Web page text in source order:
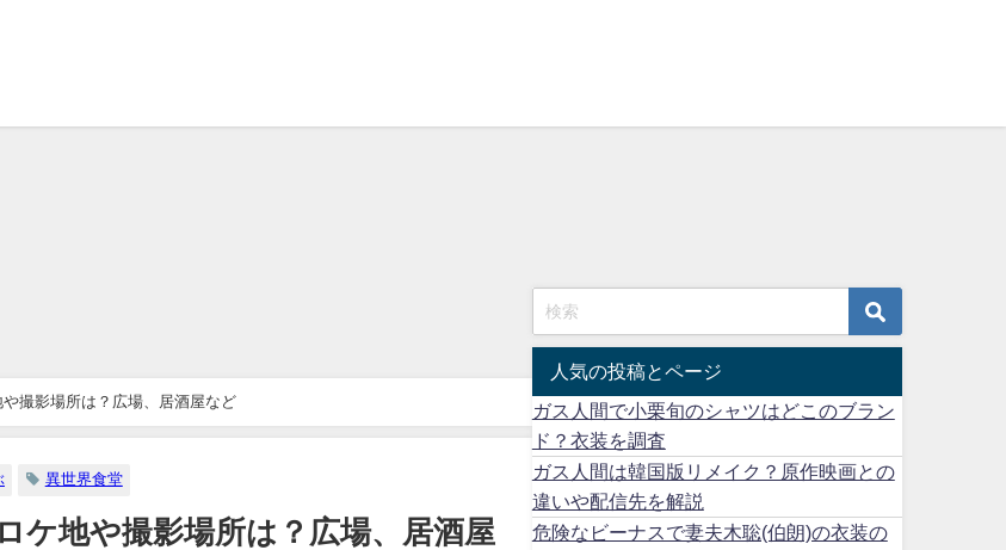
撮影場所は？広場、居酒屋など
異世界食堂
ケ地や撮影場所は？広場、居酒屋
人気の投稿とページ
ガス人間で小栗旬のシャツはどこのブラン
ド？衣装を調査
ガス人間は韓国版リメイク？原作映画との
違いや配信先を解説
危険なビーナスで妻夫木聡(伯朗)の衣装の